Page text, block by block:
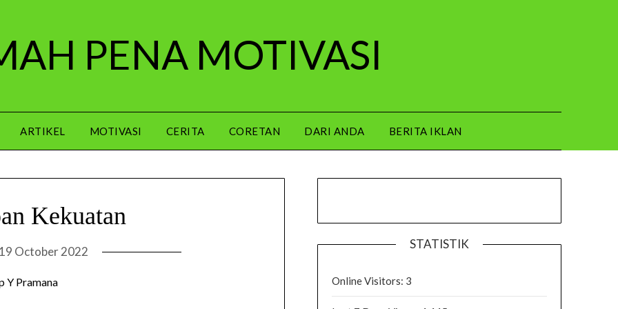
PENA MOTIVASI
ARTIKEL MOTIVASI CERITA CORETAN DARI ANDA BERITA IKLAN
Kekuatan
19 October 2022
Y Pramana
STATISTIK
Online Visitors: 3